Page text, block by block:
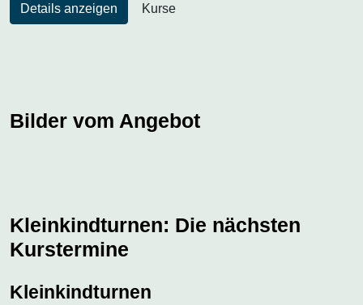
Details anzeigen Kurse
Bilder vom Angebot
Kleinkindturnen: Die nächsten
Kurstermine
Kleinkindturnen